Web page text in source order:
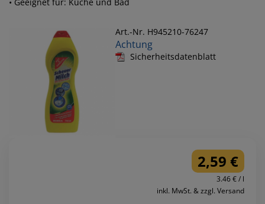
Art.-Nr. H945210-76247
Achtung
Sicherheitsdatenblatt
2,59 €
3.46 € / l
inkl. MwSt. & zzgl. Versand